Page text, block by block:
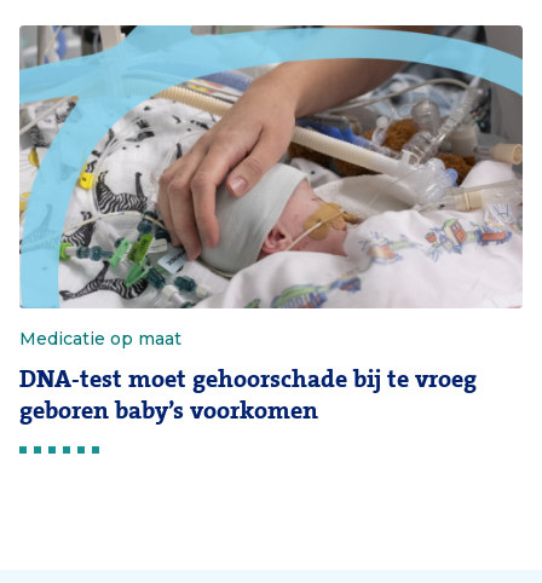
Medicatie op maat
DNA-test moet gehoorschade bij te vroeg
geboren baby’s voorkomen